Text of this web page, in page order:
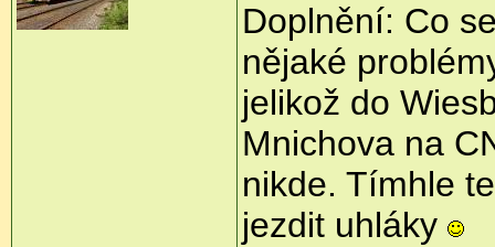
Doplnění: Co
nějaké
jelikož do
Mnichova na
nikde. Tímhle
jezdit uhláky